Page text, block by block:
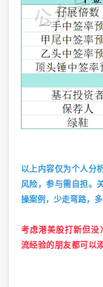
以上内容仅为个人分
风险，参与需自担。
操案例，少走弯路，多
考虑港美股打新但
流经验的朋友都可以